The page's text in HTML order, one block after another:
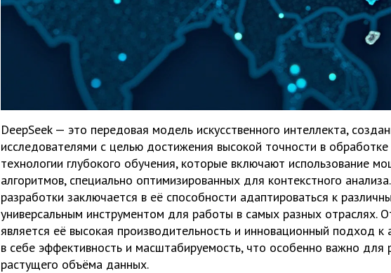
DeepSeek — это передовая модель искусственного интеллекта,
исследователями с целью достижения высокой точности в
технологии глубокого обучения, которые включают использование
алгоритмов, специально оптимизированных для контекстного
разработки заключается в её способности адаптироваться к
универсальным инструментом для работы в самых разных отраслях.
является её высокая производительность и инновационный подход к
в себе эффективность и масштабируемость, что особенно важно для
растущего объёма данных.